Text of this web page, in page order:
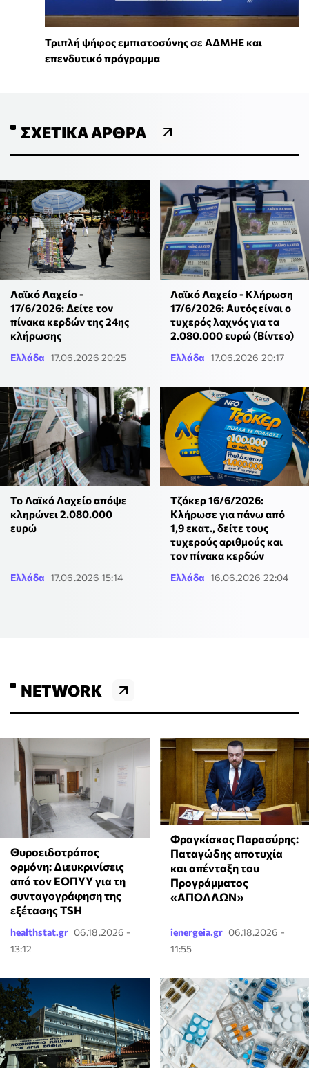
Τριπλή ψήφος εμπιστοσύνης σε ΑΔΜΗΕ και
επενδυτικό πρόγραμμα
ΣΧΕΤΙΚΆ ΆΡΘΡΑ
Λαϊκό Λαχείο -
17/6/2026: Δείτε τον
πίνακα κερδών της 24ης
κλήρωσης
Ελλάδα 17.06.2026 20:25
Λαϊκό Λαχείο - Κλήρωση
17/6/2026: Αυτός είναι ο
τυχερός λαχνός για τα
2.080.000 ευρώ (Βίντεο)
Ελλάδα 17.06.2026 20:17
To Λαϊκό Λαχείο απόψε
κληρώνει 2.080.000
ευρώ
Ελλάδα 17.06.2026 15:14
Τζόκερ 16/6/2026:
Κλήρωσε για πάνω από
1,9 εκατ., δείτε τους
τυχερούς αριθμούς και
τον πίνακα κερδών
Ελλάδα 16.06.2026 22:04
NETWORK
Θυροειδοτρόπος
ορμόνη: Διευκρινίσεις
από τον ΕΟΠΥΥ για τη
συνταγογράφηση της
εξέτασης TSH
healthstat.gr 06.18.2026 -
13:12
Φραγκίσκος Παρασύρης:
Παταγώδης αποτυχία
και απένταξη του
Προγράμματος
«ΑΠΟΛΛΩΝ»
ienergeia.gr 06.18.2026 -
11:55